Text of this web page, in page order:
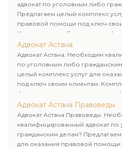
адвокат по уголовным либо
Предлагаем целый комплекс
правовой помощи под ключ
Комплексное обслуживание
лиц. Индивидуальный подход к
Адвокат Астана
Адвокат Астана. Необходим
по уголовным либо
целый комплекс услуг для
под ключ своим клиентам.
физических и юридических лиц.
каждому клиенту.
Адвокат Астана Правоведы
Адвокат Астана Правоведы.
квалифицированный адвокат
гражданским делам?
для оказания правовой помощи